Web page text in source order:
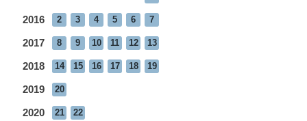
2016 2 3 4 5 6 7
2017 8 9 10 11 12 13
2018 14 15 16 17 18 19
2019 20
2020 21 22